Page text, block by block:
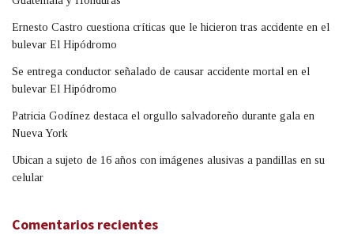
Ernesto Castro cuestiona críticas que le hicieron tras accidente en el
bulevar El Hipódromo
Se entrega conductor señalado de causar accidente mortal en el
bulevar El Hipódromo
Patricia Godínez destaca el orgullo salvadoreño durante gala en
Nueva York
Ubican a sujeto de 16 años con imágenes alusivas a pandillas en su
celular
Comentarios recientes